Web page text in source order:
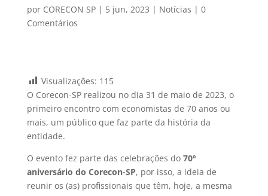
por CORECON SP| 5 jun, 2023 | Notícias | 0
Comentários
Visualizações: 115
O Corecon-SP realizou no dia 31 de maio de 2023, o
primeiro encontro com economistas de 70 anos ou
mais, um público que faz parte da história da
entidade.
O evento fez parte das celebrações do70º
aniversário do Corecon-SP, por isso, a ideia de
reunir os (as) profissionais que têm, hoje, a mesma